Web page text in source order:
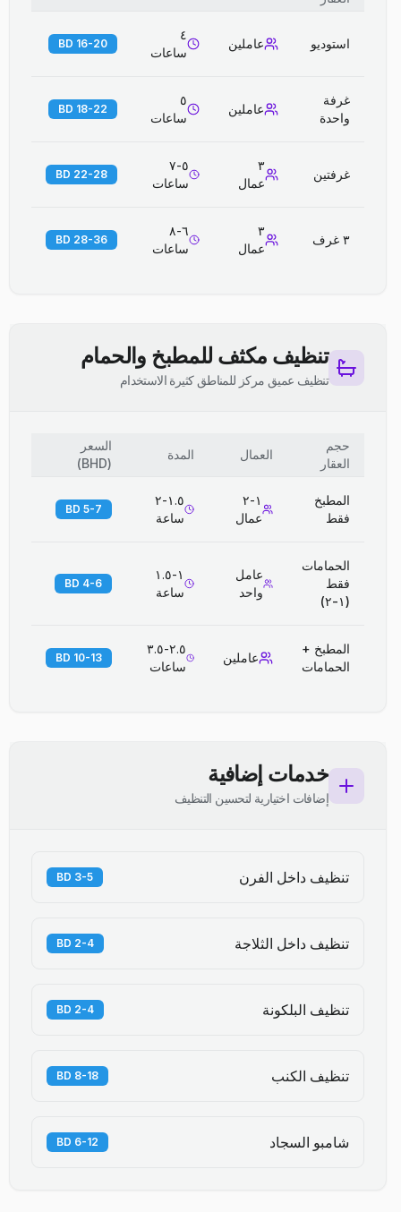
استوديو عاملين
٤
ساعات
16-20 BD
غرفة
واحدة
عاملين
٥
ساعات
18-22 BD
غرفتين
٣
عمال
٥-٧
ساعات
22-28 BD
٣ غرف
٣
عمال
٦-٨
ساعات
28-36 BD
تنظيف مكثف للمطبخ والحمام
تنظيف عميق مركز للمناطق كثيرة الاستخدام
حجم
العقار
العمال المدة
السعر
(
BHD
)
المطبخ
فقط
١-٢
عمال
١.٥-٢
ساعة
5-7 BD
الحمامات
فقط
(١-٢)
عامل
واحد
١-١.٥
ساعة
4-6 BD
المطبخ +
الحمامات
عاملين
٢.٥-٣.٥
ساعات
10-13 BD
خدمات إضافية
إضافات اختيارية لتحسين التنظيف
تنظيف داخل الفرن 3-5 BD
تنظيف داخل الثلاجة 2-4 BD
تنظيف البلكونة 2-4 BD
تنظيف الكنب 8-18 BD
شامبو السجاد 6-12 BD